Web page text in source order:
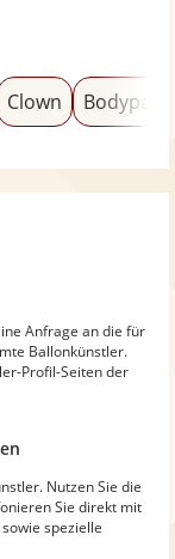
Clown
Anfrage an die für
Ballonkünstler.
Profil-Seiten der
Nutzen Sie die
Sie direkt mit
spezielle